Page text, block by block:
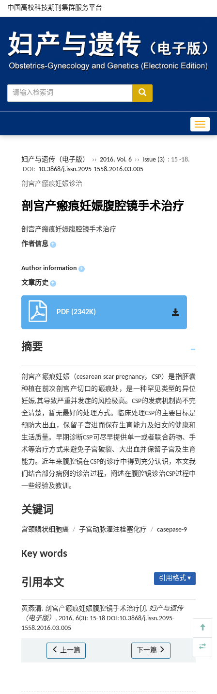
中国高校科技期刊集群服务平台
妇产与遗传（电子版） ›› 2016, Vol. 6 ›› Issue (3) : 15 -18.
DOI: 10.3868/j.issn.2095-1558.2016.03.005
剖宫产瘢痕妊娠诊治
剖宫产瘢痕妊娠腹腔镜手术治疗
剖宫产瘢痕妊娠腹腔镜手术治疗
作者信息 +
Author information +
文章历史 +
PDF (2342K)
摘要
剖宫产瘢痕妊娠（cesarean scar pregnancy，CSP）是指胚囊
种植在前次剖宫产切口的瘢痕处，是一种罕见类型的异位
妊娠,其导致严重并发症的风险极高。CSP的发病机制尚不完
全清楚，暂无最好的处理方式。临床处理CSP的主要目标是
预防大出血，保留子宫进而保存生育能力及妇女的健康和
生活质量。早期诊断CSP可尽早提供单一或者联合药物、手
术等治疗方式来避免子宫破裂、大出血并保留子宫及生育
能力。近年来腹腔镜在CSP的诊疗中得到充分认识，本文我
们结合部分病例的诊治过程，阐述在腹腔镜诊治CSP过程中
一些经验及教训。
关键词
宫颈鳞状细胞癌 / 子宫动脉灌注栓塞化疗 / casepase-9
Key words
引用本文 引用格式 ▾
黄燕清. 剖宫产瘢痕妊娠腹腔镜手术治疗[J]. 妇产与遗传
（电子版） , 2016, 6(3): 15-18 DOI:10.3868/j.issn.2095-
1558.2016.03.005
上一篇 下一篇